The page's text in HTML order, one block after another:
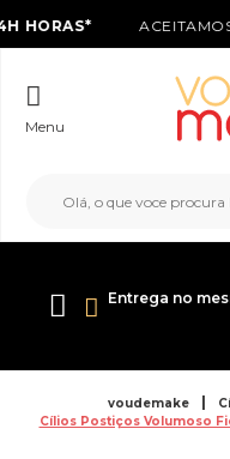
HORAS*
Menu
Entrega no
voudemake
Cílios Postiços Volumoso